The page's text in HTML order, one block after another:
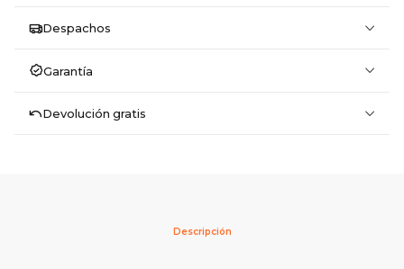
Despachos
Garantía
Devolución gratis
Descripción